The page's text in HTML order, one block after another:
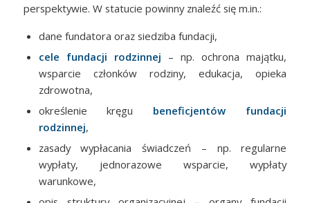
perspektywie. W statucie powinny znaleźć się m.in.:
dane fundatora oraz siedziba fundacji,
cele fundacji rodzinnej – np. ochrona majątku,
wsparcie członków rodziny, edukacja, opieka
zdrowotna,
określenie kręgu beneficjentów fundacji
rodzinnej,
zasady wypłacania świadczeń – np. regularne
wypłaty, jednorazowe wsparcie, wypłaty
warunkowe,